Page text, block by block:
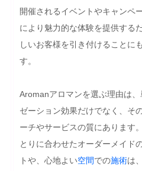
開催されるイベントやキャンペ
により魅力的な体験を提供する
しいお客様を引き付けることに
す。
Aromanアロマンを選ぶ理由は、
ゼーション効果だけでなく、そ
ーチやサービスの質にあります
とりに合わせたオーダーメイド
トや、心地よい空間での施術は